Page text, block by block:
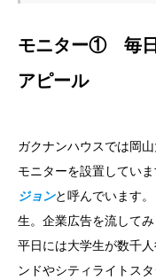
モニター① 毎日
アピール
ガクナンハウスでは岡
モニターを設置してい
ジョンと呼んでいます
生。企業広告を流してみ
平日には大学生が数千
ンドやシティライトス